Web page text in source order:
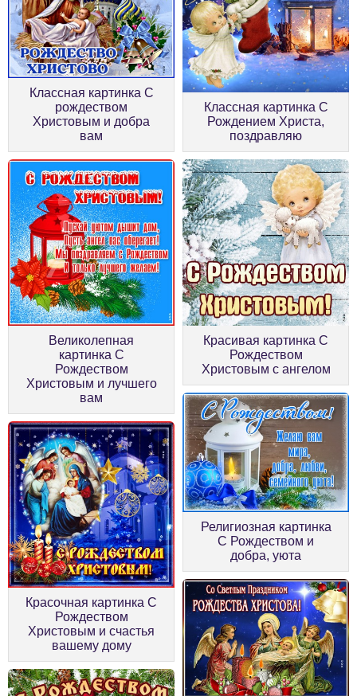
Классная картинка С
рождеством
Христовым и добра
вам
Классная картинка С
Рождением Христа,
поздравляю
Великолепная
картинка С
Рождеством
Христовым и лучшего
вам
Красивая картинка С
Рождеством
Христовым с ангелом
Красочная картинка С
Рождеством
Христовым и счастья
вашему дому
Религиозная картинка
С Рождеством и
добра, уюта